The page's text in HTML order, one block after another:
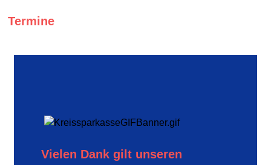
Termine
Vielen Dank gilt unseren